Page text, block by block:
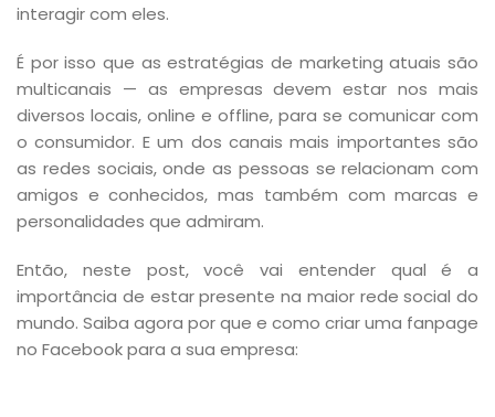
interagir com eles.
É por isso que as estratégias de marketing atuais são
multicanais — as empresas devem estar nos mais
diversos locais, online e offline, para se comunicar com
o consumidor. E um dos canais mais importantes são
as redes sociais, onde as pessoas se relacionam com
amigos e conhecidos, mas também com marcas e
personalidades que admiram.
Então, neste post, você vai entender qual é a
importância de estar presente na maior rede social do
mundo. Saiba agora por que e como criar uma fanpage
no Facebook para a sua empresa: